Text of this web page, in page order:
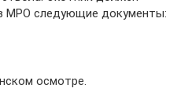
МРО следующие документы:
осмотре.